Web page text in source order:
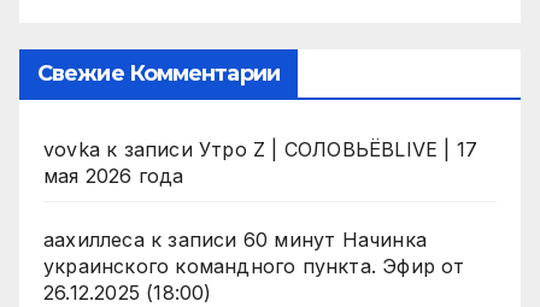
Свежие Комментарии
vovka к записи Утро Z | СОЛОВЬЁВLIVE | 17
мая 2026 года
аахиллесак записи 60 минут Начинка
украинского командного пункта. Эфир от
26.12.2025 (18:00)